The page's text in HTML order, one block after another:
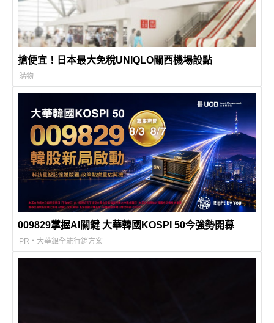
搶便宜！日本最大免稅UNIQLO關西機場設點
購物
009829掌握AI關鍵 大華韓國KOSPI 50今強勢開募
PR・大華銀全能行銷方案